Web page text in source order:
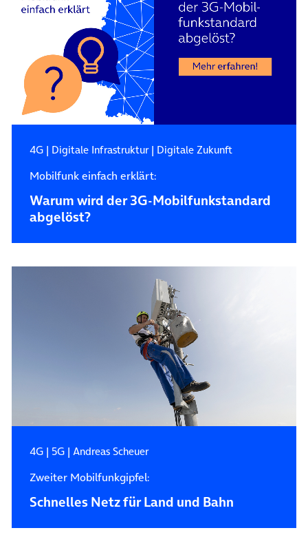
4G| Digitale Infrastruktur| Digitale Zukunft
Mobilfunk einfach erklärt:
Warum wird der 3G-Mobilfunkstandard
abgelöst?
4G| 5G| Andreas Scheuer
Zweiter Mobilfunkgipfel:
Schnelles Netz für Land und Bahn